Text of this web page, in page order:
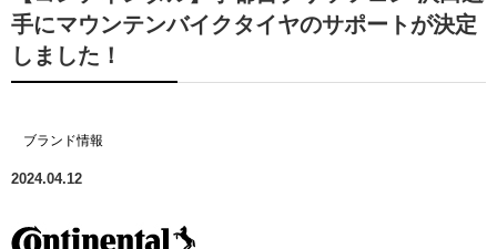
手にマウンテンバイクタイヤのサポートが決定
しました！
ブランド情報
2024.04.12